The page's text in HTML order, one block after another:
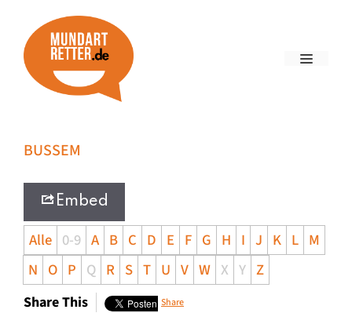
BUSSEM
Embed
Alle 0-9 A B C D E F G H I J K L M
N O P Q R S T U V W X Y Z
Share This Share